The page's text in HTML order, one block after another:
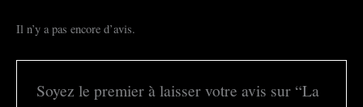
Il n’y a pas encore d’avis.
Soyez le premier à laisser votre avis sur “La